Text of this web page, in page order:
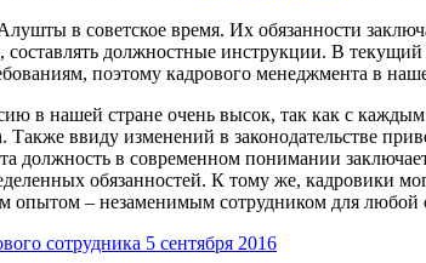
в советское время. Их обязанности
составлять должностные инструкции. В
поэтому кадрового менеджмента в
в нашей стране очень высок, так как с
Также ввиду изменений в законодательстве
должность в современном понимании
обязанностей. К тому же, кадровики
опытом – незаменимым сотрудником для любой